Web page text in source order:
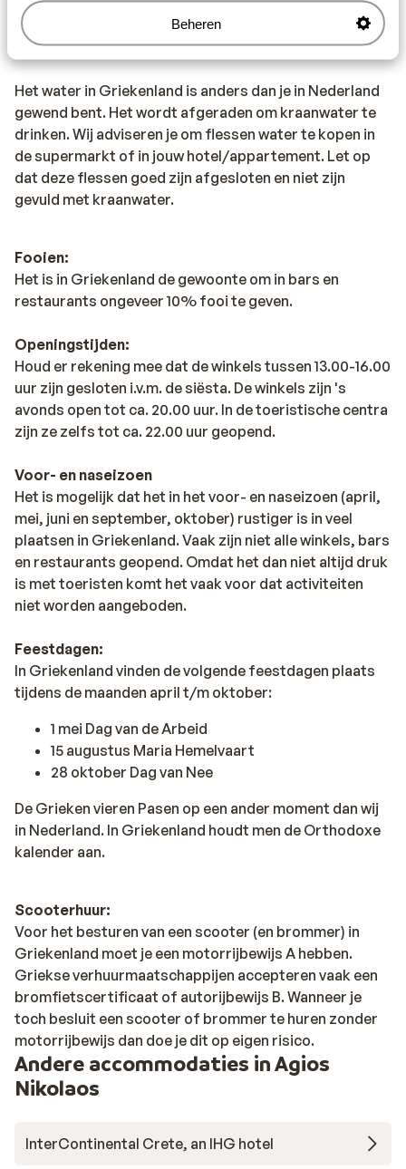
Beheren
tref je een grote hoeveelheid aan van restaurants met
de internationale keuken.
Het water in Griekenland is anders dan je in Nederland
gewend bent. Het wordt afgeraden om kraanwater te
drinken. Wij adviseren je om flessen water te kopen in
de supermarkt of in jouw hotel/appartement. Let op
dat deze flessen goed zijn afgesloten en niet zijn
gevuld met kraanwater.
Fooien:
Het is in Griekenland de gewoonte om in bars en
restaurants ongeveer 10% fooi te geven.
Openingstijden:
Houd er rekening mee dat de winkels tussen 13.00-16.00
uur zijn gesloten i.v.m. de siësta. De winkels zijn 's
avonds open tot ca. 20.00 uur. In de toeristische centra
zijn ze zelfs tot ca. 22.00 uur geopend.
Voor- en naseizoen
Het is mogelijk dat het in het voor- en naseizoen (april,
mei, juni en september, oktober) rustiger is in veel
plaatsen in Griekenland. Vaak zijn niet alle winkels, bars
en restaurants geopend. Omdat het dan niet altijd druk
is met toeristen komt het vaak voor dat activiteiten
niet worden aangeboden.
Feestdagen:
In Griekenland vinden de volgende feestdagen plaats
tijdens de maanden april t/m oktober:
1 mei Dag van de Arbeid
15 augustus Maria Hemelvaart
28 oktober Dag van Nee
De Grieken vieren Pasen op een ander moment dan wij
in Nederland. In Griekenland houdt men de Orthodoxe
kalender aan.
Scooterhuur:
Voor het besturen van een scooter (en brommer) in
Griekenland moet je een motorrijbewijs A hebben.
Griekse verhuurmaatschappijen accepteren vaak een
bromfietscertificaat of autorijbewijs B. Wanneer je
toch besluit een scooter of brommer te huren zonder
motorrijbewijs dan doe je dit op eigen risico.
Andere accommodaties in Agios
Nikolaos
InterContinental Crete, an IHG hotel